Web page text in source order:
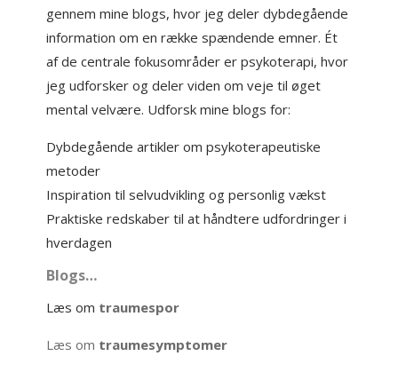
gennem mine blogs, hvor jeg deler dybdegående
information om en række spændende emner. Ét
af de centrale fokusområder er psykoterapi, hvor
jeg udforsker og deler viden om veje til øget
mental velvære. Udforsk mine blogs for:
Dybdegående artikler om psykoterapeutiske
metoder
Inspiration til selvudvikling og personlig vækst
Praktiske redskaber til at håndtere udfordringer i
hverdagen
Blogs…
Læs om traumespor
Læs om traumesymptomer